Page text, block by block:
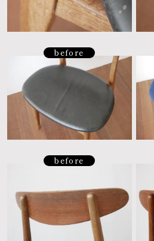
before
before